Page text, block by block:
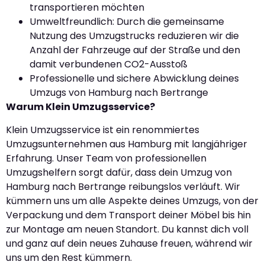
transportieren möchten
Umweltfreundlich: Durch die gemeinsame
Nutzung des Umzugstrucks reduzieren wir die
Anzahl der Fahrzeuge auf der Straße und den
damit verbundenen CO2-Ausstoß
Professionelle und sichere Abwicklung deines
Umzugs von Hamburg nach Bertrange
Warum Klein Umzugsservice?
Klein Umzugsservice ist ein renommiertes
Umzugsunternehmen aus Hamburg mit langjähriger
Erfahrung. Unser Team von professionellen
Umzugshelfern sorgt dafür, dass dein Umzug von
Hamburg nach Bertrange reibungslos verläuft. Wir
kümmern uns um alle Aspekte deines Umzugs, von der
Verpackung und dem Transport deiner Möbel bis hin
zur Montage am neuen Standort. Du kannst dich voll
und ganz auf dein neues Zuhause freuen, während wir
uns um den Rest kümmern.